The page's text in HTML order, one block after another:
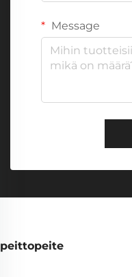
Message
peittopeite